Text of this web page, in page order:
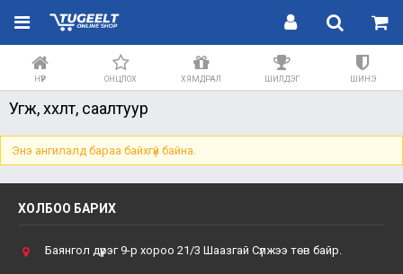
НҮҮР ОНЦЛОХ ХЯМДРАЛ ШИЛДЭГ ШИНЭ
Угж, хөхөлт, саалтуур
Энэ ангилалд бараа байхгүй байна.
ХОЛБОО БАРИХ
Баянгол дүүрэг 9-р хороо 21/3 Шаазгай Сүлжээ төв байр.